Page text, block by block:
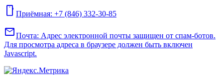
mobile Приёмная: +7 (846) 332-30-85
mailПочта: Адрес электронной почты защищен от спам-ботов.
Для просмотра адреса в браузере должен быть включен
Javascript.